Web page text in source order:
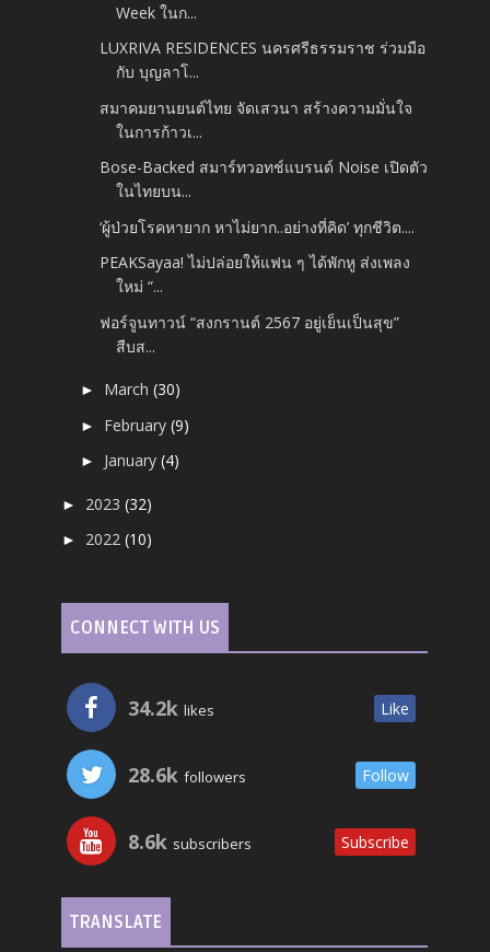
Week ในก...
LUXRIVA RESIDENCES นครศรีธรรมราช ร่วมมือ
กับ บุญลาโ...
สมาคมยานยนต์ไทย จัดเสวนา สร้างความมั่นใจ
ในการก้าวเ...
Bose-Backed สมาร์ทวอทช์แบรนด์ Noise เปิดตัว
ในไทยบน...
‘ผู้ป่วยโรคหายาก หาไม่ยาก..อย่างที่คิด’ ทุกชีวิต....
PEAKSayaa! ไม่ปล่อยให้แฟน ๆ ได้พักหู ส่งเพลง
ใหม่ “...
ฟอร์จูนทาวน์ “สงกรานต์ 2567 อยู่เย็นเป็นสุข”
สืบส...
► March(30)
► February(9)
► January(4)
► 2023(32)
► 2022(10)
CONNECT WITH US
34.2k likes Like
28.6k followers Follow
8.6k subscribers Subscribe
TRANSLATE